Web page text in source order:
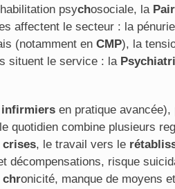
psychosociale, la
affectent le secteur : la
(notamment en CMP), la
situent le service : la
infirmiers en pratique avancée),
quotidien combine plusieurs
crises, le travail vers le
décompensations, risque
chronicité, manque de moyens